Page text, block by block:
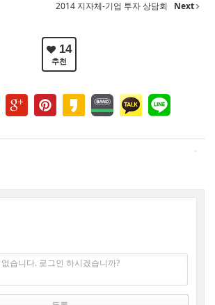
2014 지자체-기업 투자 상담회
Next
14
추천
습니다. 로그인 하시겠습니까?